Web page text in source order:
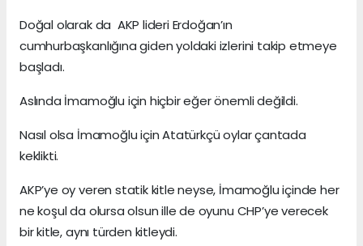
Doğal olarak da AKP lideri Erdoğan’ın
cumhurbaşkanlığına giden yoldaki izlerini takip etmeye
başladı.
Aslında İmamoğlu için hiçbir eğer önemli değildi.
Nasıl olsa İmamoğlu için Atatürkçü oylar çantada
keklikti.
AKP’ye oy veren statik kitle neyse, İmamoğlu içinde her
ne koşul da olursa olsun ille de oyunu CHP’ye verecek
bir kitle, aynı türden kitleydi.